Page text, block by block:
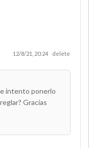
12/8/21, 20:24 delete
e intento ponerlo
Gracias